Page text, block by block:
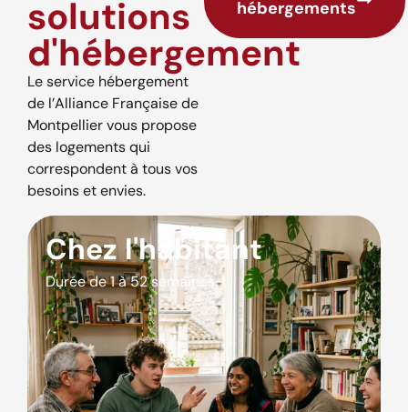
solutions
d'hébergement
Le service hébergement
de l’Alliance Française de
Montpellier vous propose
des logements qui
correspondent à tous vos
besoins et envies.
hébergements
Chez l'habitant
Durée de 1 à 52 semaines